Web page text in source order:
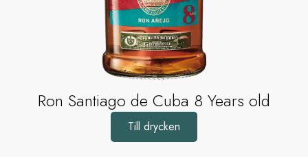
Ron Santiago de Cuba 8 Years old
Till drycken